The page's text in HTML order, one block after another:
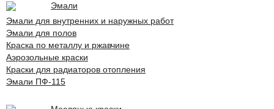
Эмали
Эмали для внутренних и наружных работ
Эмали для полов
Краска по металлу и ржавчине
Аэрозольные краски
Краски для радиаторов отопления
Эмали ПФ-115